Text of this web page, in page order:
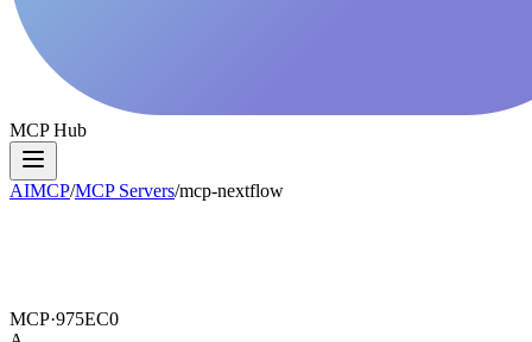
MCP Hub
AIMCP/MCP Servers/mcp-nextflow
MCP·975EC0